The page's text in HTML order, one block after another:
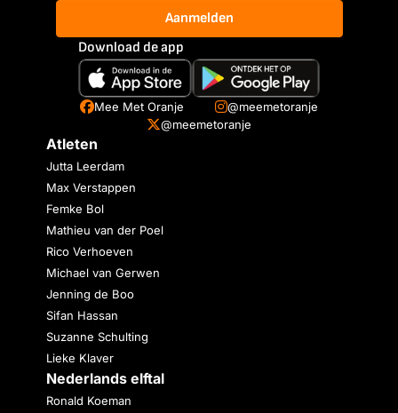
Aanmelden
Download de app
Mee Met Oranje
@meemetoranje
@meemetoranje
Atleten
Jutta Leerdam
Max Verstappen
Femke Bol
Mathieu van der Poel
Rico Verhoeven
Michael van Gerwen
Jenning de Boo
Sifan Hassan
Suzanne Schulting
Lieke Klaver
Nederlands elftal
Ronald Koeman